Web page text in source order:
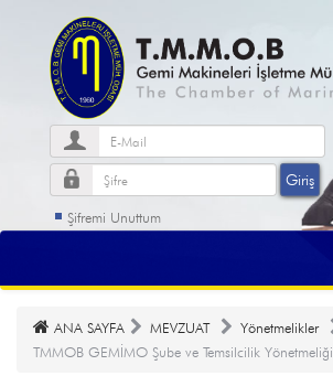
Şifremi Unuttum
ANA SAYFA MEVZUAT
Yönetmelikler
TMMOB GEMİMO Şube ve Temsilcilik Yönetmeliği